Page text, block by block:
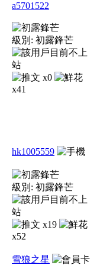
a5701522
級別: 初露鋒芒
x0
x41
hk1005559
級別: 初露鋒芒
x19
x52
雪狼之星